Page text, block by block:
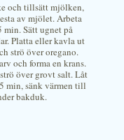
och tillsätt mjölken,
av mjölet. Arbeta
Sätt ugnet på
Platta eller kavla ut
strö över oregano.
och forma en krans.
över grovt salt. Låt
min, sänk värmen till
bakduk.